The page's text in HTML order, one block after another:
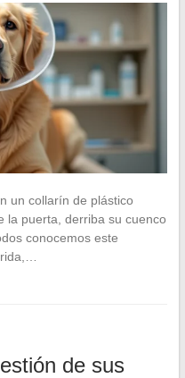
un collarín de plástico
la puerta, derriba su cuenco
conocemos este
de sus